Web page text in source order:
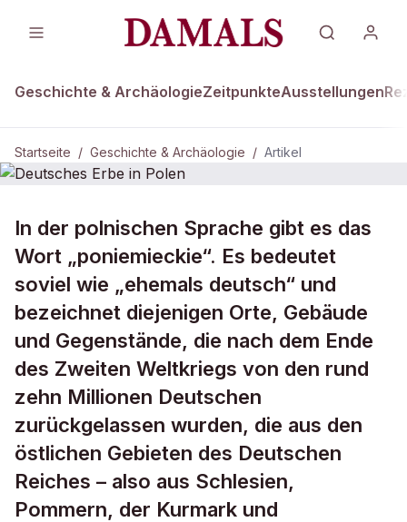
Geschichte & ArchäologieZeitpunkteAusstellungen
Startseite / Geschichte & Archäologie / Artikel
Deutsches Erbe in Polen
In der polnischen Sprache gibt es das
Wort „poniemieckie“. Es bedeutet
soviel wie „ehemals deutsch“ und
bezeichnet diejenigen Orte, Gebäude
und Gegenstände, die nach dem Ende
des Zweiten Weltkriegs von den rund
zehn Millionen Deutschen
zurückgelassen wurden, die aus den
östlichen Gebieten des Deutschen
Reiches – also aus Schlesien,
Pommern, der Kurmark und